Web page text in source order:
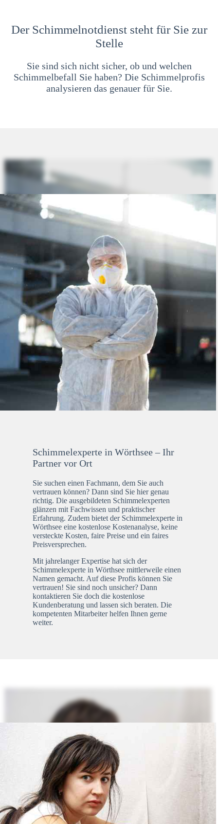
Der Schimmelnotdienst steht für Sie zur
Stelle
Sie sind sich nicht sicher, ob und welchen
Schimmelbefall Sie haben? Die Schimmelprofis
analysieren das genauer für Sie.
Schimmelexperte in Wörthsee – Ihr
Partner vor Ort
Sie suchen einen Fachmann, dem Sie auch
vertrauen können? Dann sind Sie hier genau
richtig. Die ausgebildeten Schimmelexperten
glänzen mit Fachwissen und praktischer
Erfahrung. Zudem bietet der Schimmelexperte in
Wörthsee eine kostenlose Kostenanalyse, keine
versteckte Kosten, faire Preise und ein faires
Preisversprechen.
Mit jahrelanger Expertise hat sich der
Schimmelexperte in Wörthsee mittlerweile einen
Namen gemacht. Auf diese Profis können Sie
vertrauen! Sie sind noch unsicher? Dann
kontaktieren Sie doch die kostenlose
Kundenberatung und lassen sich beraten. Die
kompetenten Mitarbeiter helfen Ihnen gerne
weiter.